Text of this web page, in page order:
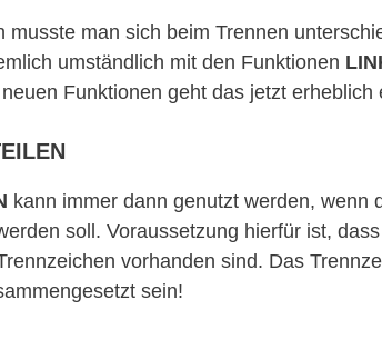
musste man sich beim Trennen
umständlich mit den Funktionen
Funktionen geht das jetzt erheblich
kann immer dann genutzt werden, wenn
soll. Voraussetzung hierfür ist,
vorhanden sind. Das
sein!